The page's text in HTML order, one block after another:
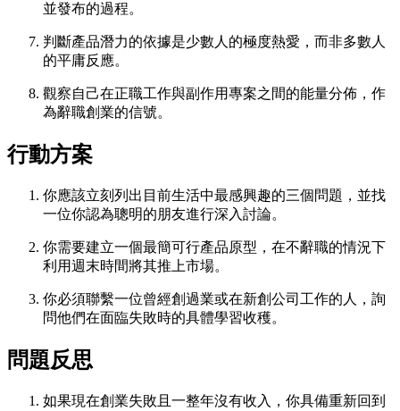
並發布的過程。
判斷產品潛力的依據是少數人的極度熱愛，而非多數人
的平庸反應。
觀察自己在正職工作與副作用專案之間的能量分佈，作
為辭職創業的信號。
行動方案
你應該立刻列出目前生活中最感興趣的三個問題，並找
一位你認為聰明的朋友進行深入討論。
你需要建立一個最簡可行產品原型，在不辭職的情況下
利用週末時間將其推上市場。
你必須聯繫一位曾經創過業或在新創公司工作的人，詢
問他們在面臨失敗時的具體學習收穫。
問題反思
如果現在創業失敗且一整年沒有收入，你具備重新回到